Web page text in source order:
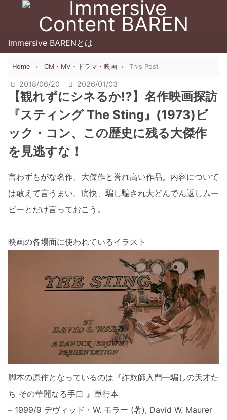
Immersive BARENとは
Home CM・MV・ドラマ・映画 This Post
2018/06/20 2026/01/03
【観れずにシネるか!?】名作映画探訪
『スティング The Sting』(1973)ビ
ック・コン、この歴史に残る大傑作
を見逃すな！
言わずもがな名作、大傑作と誉れ高い作品。内容について
は敢えて言うまい。痛快、騙し騙され大どんでん返しムー
ビーとだけ言っておこう。
映画の各場面に使われているイラスト
脚本の原作となっているのは『詐欺師入門―騙しの天才た
ち その華麗なる手口 』単行本
– 1999/9 デヴィッド・W. モラー (著), David W. Maurer